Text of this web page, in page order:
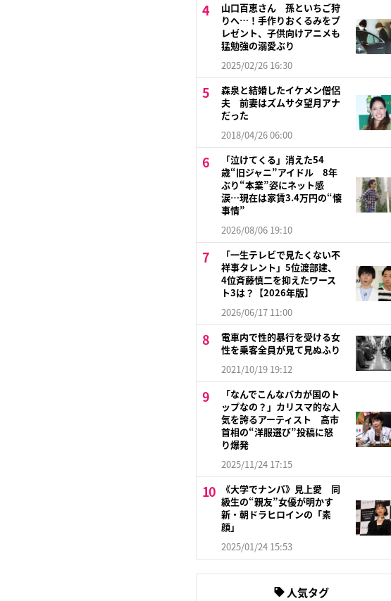
山口百恵さん 孫といちご狩
りへ…！手作りおくるみをプ
レゼント、子供向けアニメも
猛勉強の溺愛ぶり
2025/02/26 16:30
森泉と結婚したイケメン僧侶
夫 前妻はズムサタ望月アナ
だった
2018/04/26 06:00
「泣けてくる」消えた54
歳“旧ジャニ”アイドル 8年
ぶり“本業”姿にネット感
涙…現在は家賃3.4万円の“懐
事情”
2026/08/06 19:10
「一生テレビで見たくない不
祥事タレント」5位渡部建、
4位斉藤慎二を抑えたワース
ト3は？【2026年版】
2026/06/17 11:00
電車内で性的暴行を受ける女
性を乗客全員が見て見ぬふり
2021/10/19 19:12
「なんでこんなバカが国のト
ップなの？」カリスマ的な人
気を誇るアーティスト 高市
首相の“洋服選び”投稿に怒
り爆発
2025/11/24 17:15
《大学でナンパ》見上愛 同
級生の“親友”女優が明かす
新・朝ドラヒロインの「素
顔」
2025/01/24 15:53
人気タグ